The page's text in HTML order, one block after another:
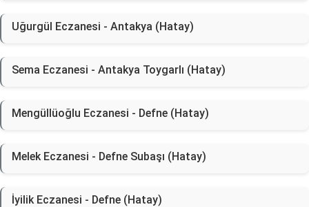
Uğurgül Eczanesi - Antakya (Hatay)
Sema Eczanesi - Antakya Toygarlı (Hatay)
Mengüllüoğlu Eczanesi - Defne (Hatay)
Melek Eczanesi - Defne Subaşı (Hatay)
İyilik Eczanesi - Defne (Hatay)